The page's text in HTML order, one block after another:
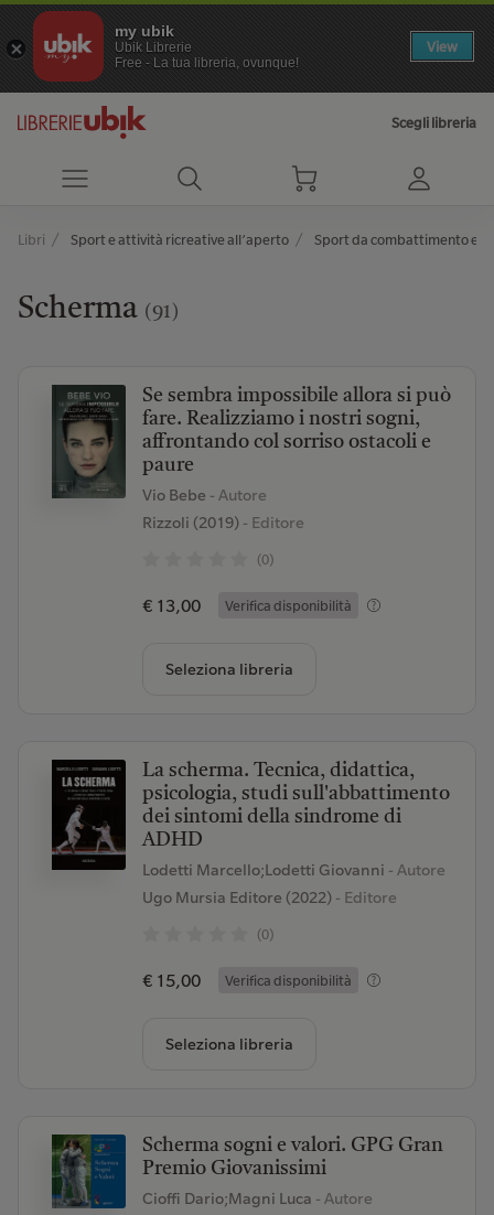
my ubik
Ubik Librerie
Free - La tua libreria, ovunque!
View
Scegli libreria
Libri Sport e attività ricreative all’aperto Sport da combattimento e
Scherma (91)
Se sembra impossibile allora si può
fare. Realizziamo i nostri sogni,
affrontando col sorriso ostacoli e
paure
Vio Bebe - Autore
Rizzoli (2019)- Editore
(0)
€ 13,00 Verifica disponibilità
Seleziona libreria
La scherma. Tecnica, didattica,
psicologia, studi sull'abbattimento
dei sintomi della sindrome di
ADHD
Lodetti Marcello;Lodetti Giovanni - Autore
Ugo Mursia Editore (2022)- Editore
(0)
€ 15,00 Verifica disponibilità
Seleziona libreria
Scherma sogni e valori. GPG Gran
Premio Giovanissimi
Cioffi Dario;Magni Luca - Autore